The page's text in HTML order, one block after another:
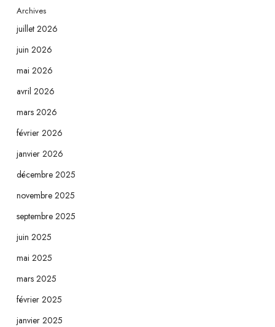
Archives
juillet 2026
juin 2026
mai 2026
avril 2026
mars 2026
février 2026
janvier 2026
décembre 2025
novembre 2025
septembre 2025
juin 2025
mai 2025
mars 2025
février 2025
janvier 2025